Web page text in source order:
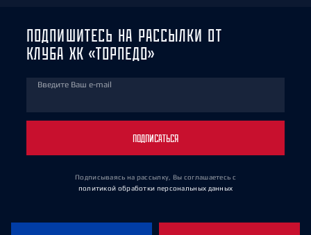
ПОДПИШИТЕСЬ НА РАССЫЛКИ ОТ
КЛУБА ХК «ТОРПЕДО»
Введите Ваш e-mail
ПОДПИСАТЬСЯ
Подписываясь на рассылку, Вы соглашаетесь с
политикой обработки персональных данных